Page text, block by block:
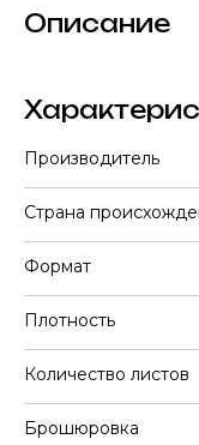
Описание
Производитель
Страна
Формат
Плотность
Количество листов
Брошюровка